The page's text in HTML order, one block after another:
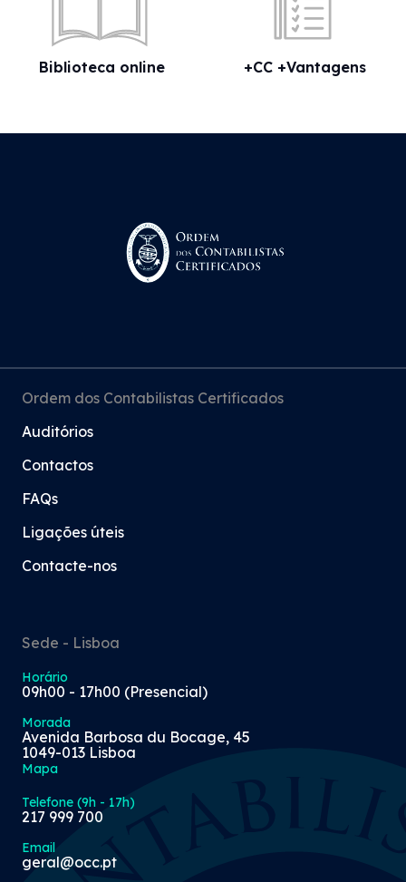
Biblioteca online +CC +Vantagens
Ordem dos Contabilistas Certificados
Auditórios
Contactos
FAQs
Ligações úteis
Contacte-nos
Sede - Lisboa
Horário
09h00 - 17h00 (Presencial)
Morada
Avenida Barbosa du Bocage, 45
1049-013 Lisboa
Mapa
Telefone (9h - 17h)
217 999 700
Email
geral@occ.pt